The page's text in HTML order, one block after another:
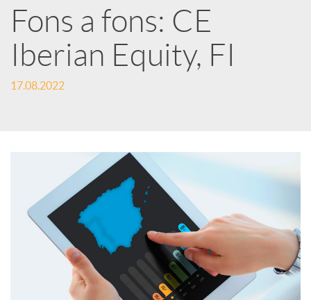
b
l
Fons a fons: CE
Iberian Equity, FI
17.08.2022